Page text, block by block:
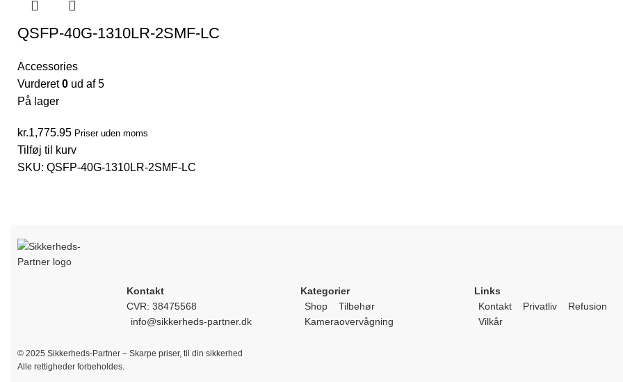
QSFP-40G-1310LR-2SMF-LC
Accessories
Vurderet0 ud af 5
På lager
kr.1,775.95 Priser uden moms
Tilføj til kurv
SKU: QSFP-40G-1310LR-2SMF-LC
Kontakt
CVR: 38475568
info@sikkerheds-partner.dk
Kategorier
Shop
Tilbehør
Kameraovervågning
Links
Kontakt
Privatliv
Refusion
Vilkår
© 2025 Sikkerheds-Partner – Skarpe priser, til din sikkerhed
Alle rettigheder forbeholdes.